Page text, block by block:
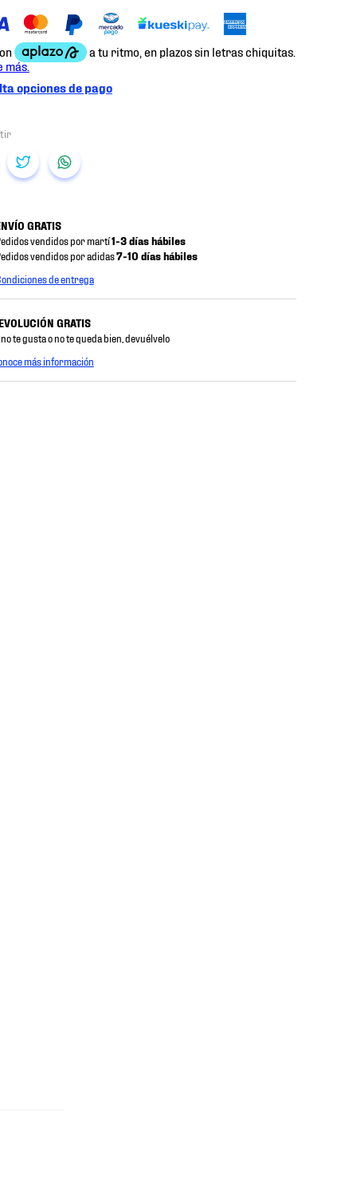
opciones de pago
GRATIS
vendidos por martí1-3 días hábiles
vendidos por adidas7-10 días hábiles
de entrega
GRATIS
te gusta o no te queda bien, devuélvelo
más información